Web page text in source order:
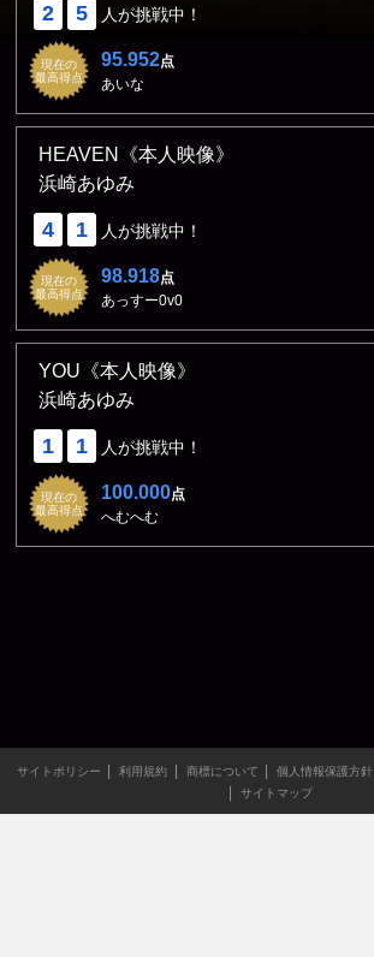
2 5 人が挑戦中！
現在の
最高得点
95.952点
あいな
HEAVEN《本人映像》
浜崎あゆみ
4 1 人が挑戦中！
現在の
最高得点
98.918点
あっすー0v0
YOU《本人映像》
浜崎あゆみ
1 1 人が挑戦中！
現在の
最高得点
100.000点
へむへむ
サイトポリシー 利用規約 商標について 個人情報保護方針
サイトマップ